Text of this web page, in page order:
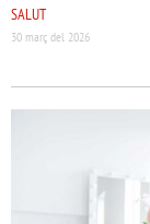
SALUT
30 març del 2026